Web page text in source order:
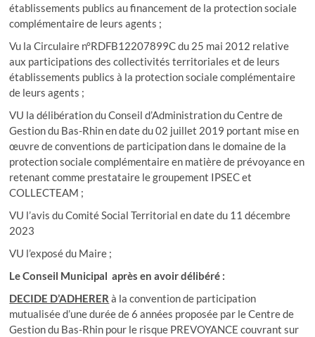
établissements publics au financement de la protection sociale
complémentaire de leurs agents ;
Vu la Circulaire n°RDFB12207899C du 25 mai 2012 relative
aux participations des collectivités territoriales et de leurs
établissements publics à la protection sociale complémentaire
de leurs agents ;
VU la délibération du Conseil d’Administration du Centre de
Gestion du Bas-Rhin en date du 02 juillet 2019 portant mise en
œuvre de conventions de participation dans le domaine de la
protection sociale complémentaire en matière de prévoyance en
retenant comme prestataire le groupement IPSEC et
COLLECTEAM ;
VU l’avis du Comité Social Territorial en date du 11 décembre
2023
VU l’exposé du Maire ;
Le Conseil Municipal après en avoir délibéré :
DECIDE D’ADHERER à la convention de participation
mutualisée d’une durée de 6 années proposée par le Centre de
Gestion du Bas-Rhin pour le risque PREVOYANCE couvrant sur